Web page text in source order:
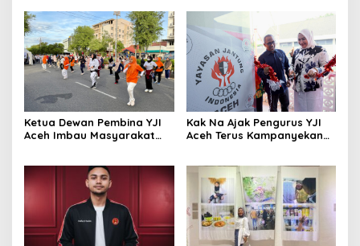
Ketua Dewan Pembina YJI
Aceh Imbau Masyarakat
Kak Na Ajak Pengurus YJI
Aceh Terus Kampanyekan